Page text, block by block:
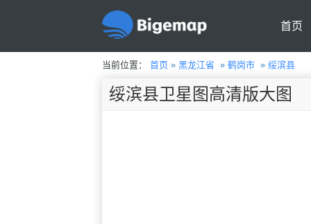
首页
当前位置： 首页» 黑龙江省 » 鹤岗市» 绥滨县
绥滨县卫星图高清版大图